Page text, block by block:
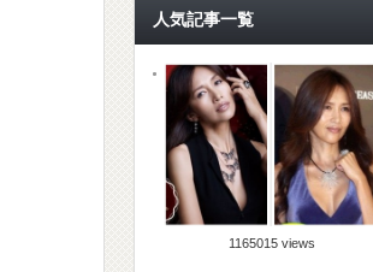
人気記事一覧
1165015 views